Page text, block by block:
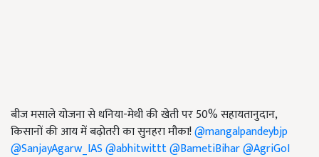
बीज मसाले योजना से धनिया-मेथी की खेती पर 50% सहायतानुदान,
किसानों की आय में बढ़ोतरी का सुनहरा मौका!@mangalpandeybjp
@SanjayAgarw_IAS@abhitwittt@BametiBihar@AgriGoI